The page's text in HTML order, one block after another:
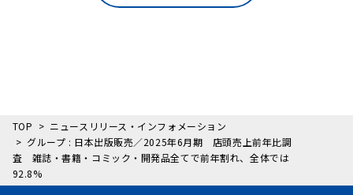
TOP
ニュースリリース・インフォメーション
グループ : 日本出版販売／2025年6月期 店頭売上前年比調
査 雑誌・書籍・コミック・開発品全てで前年割れ、全体では
92.8%